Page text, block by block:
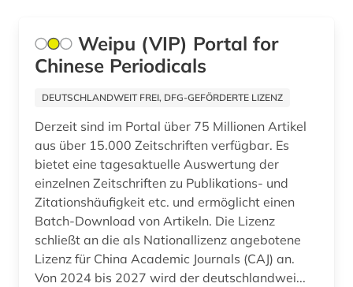
gesundheitswissenschaften (1)
graphiker (1)
hochenergiephysik (1)
hochschulschrift (1)
humanbiologie (1)
hydrologie (1)
illustrator (1)
Weipu (VIP) Portal for
Chinese Periodicals
DEUTSCHLANDWEIT FREI, DFG-GEFÖRDERTE LIZENZ
Derzeit sind im Portal über 75 Millionen Artikel
aus über 15.000 Zeitschriften verfügbar. Es
bietet eine tagesaktuelle Auswertung der
einzelnen Zeitschriften zu Publikations- und
Zitationshäufigkeit etc. und ermöglicht einen
Batch-Download von Artikeln. Die Lizenz
schließt an die als Nationallizenz angebotene
Lizenz für China Academic Journals (CAJ) an.
Von 2024 bis 2027 wird der deutschlandwei...